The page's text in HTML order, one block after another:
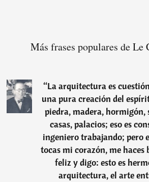
Más frases populares de Le
“La arquitectura es
una pura creación del
piedra, madera, hormigón,
casas, palacios; eso es
ingeniero trabajando; pero
tocas mi corazón, me haces
feliz y digo: esto es
arquitectura, el arte